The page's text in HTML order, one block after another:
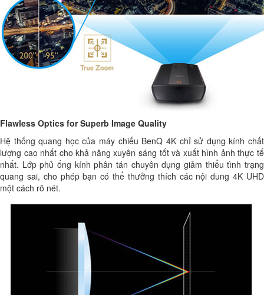
Flawless Optics for Superb Image Quality
Hệ thống quang học của máy chiếu BenQ 4K chỉ sử dụng kính chất
lượng cao nhất cho khả năng xuyên sáng tốt và xuất hình ảnh thực tế
nhất. Lớp phủ ống kính phân tán chuyên dụng giảm thiểu tình trạng
quang sai, cho phép bạn có thể thưởng thích các nội dung 4K UHD
một cách rõ nét.